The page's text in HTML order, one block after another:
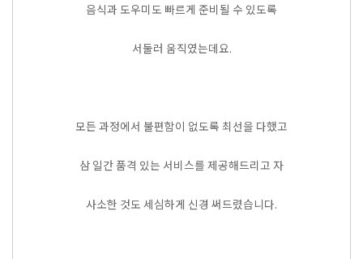
음식과 도우미도 빠르게 준비될 수 있도록
서둘러 움직였는데요.
모든 과정에서 불편함이 없도록 최선을 다했고
삼 일간 품격 있는 서비스를 제공해드리고 자
사소한 것도 세심하게 신경 써드렸습니다.